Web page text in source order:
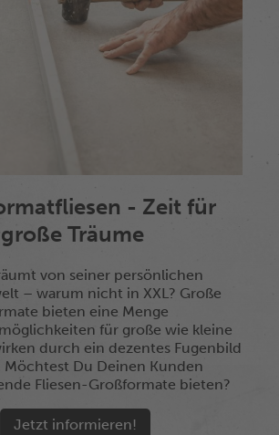
- Zeit für
große Träume
von seiner persönlichen
– warum nicht in XXL? Große
bieten eine Menge
für große wie kleine
durch ein dezentes Fugenbild
Möchtest Du Deinen Kunden
Fliesen-Großformate bieten?
Jetzt informieren!